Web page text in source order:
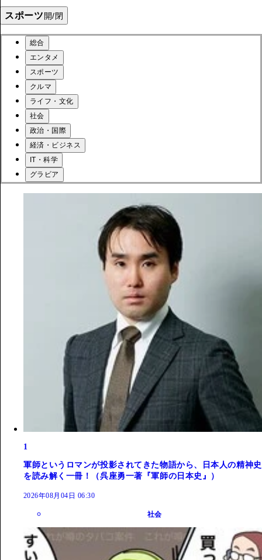
スポーツ開/閉
総合
エンタメ
スポーツ
クルマ
ライフ・文化
社会
政治・国際
経済・ビジネス
IT・科学
グラビア
1
軍師というロマンが投影されてきた物語から、日本人の精神史
を読み解く一冊！（呉座勇一著『軍師の日本史』）
2026年08月04日 06:30
社会